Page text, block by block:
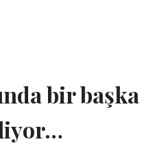
bir başka